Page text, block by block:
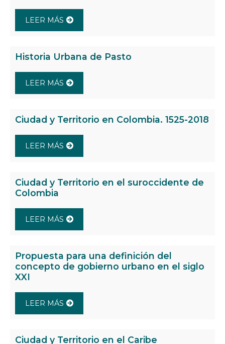
LEER MÁS
Historia Urbana de Pasto
LEER MÁS
Ciudad y Territorio en Colombia. 1525-2018
LEER MÁS
Ciudad y Territorio en el suroccidente de
Colombia
LEER MÁS
Propuesta para una definición del
concepto de gobierno urbano en el siglo
XXI
LEER MÁS
Ciudad y Territorio en el Caribe